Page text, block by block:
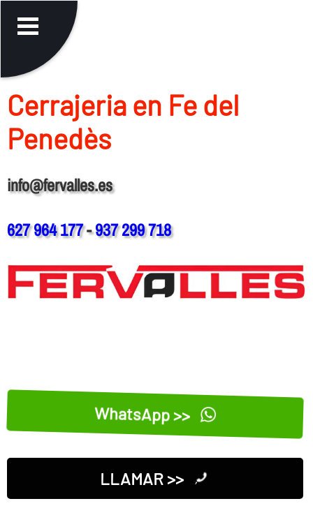
Cerrajeria en Fe del
Penedès
info@fervalles.es
627 964 177-937 299 718
WhatsApp >>
LLAMAR >>